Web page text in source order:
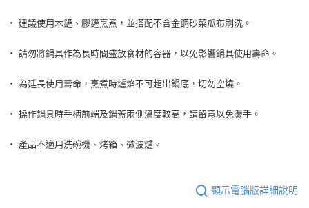
‧ 建議使用木鏟、膠鏟烹煮，並搭配不含金鋼砂菜瓜布刷洗。
‧ 請勿將鍋具作為長時間盛放食材的容器，以免影響鍋具使用壽命。
‧ 為延長使用壽命，烹煮時爐焰不可超出鍋底，切勿空燒。
‧ 操作鍋具時手柄前端及鍋蓋兩側溫度較高，請留意以免燙手。
‧ 產品不適用洗碗機、烤箱、微波爐。
顯示電腦版詳細說明